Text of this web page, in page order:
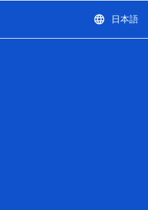
language 日本語